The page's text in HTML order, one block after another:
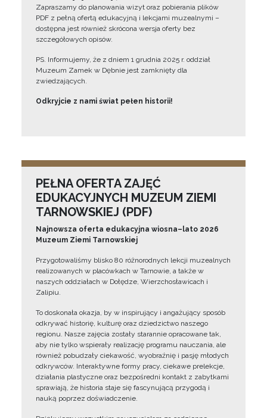
Zapraszamy do planowania wizyt oraz pobierania plików
PDF z pełną ofertą edukacyjną i lekcjami muzealnymi –
dostępna jest również skrócona wersja oferty bez
szczegółowych opisów.
PS. Informujemy, że z dniem 1 grudnia 2025 r. oddział
Muzeum Zamek w Dębnie jest zamknięty dla
zwiedzających.
Odkryjcie z nami świat pełen historii!
PEŁNA OFERTA ZAJĘĆ
EDUKACYJNYCH MUZEUM ZIEMI
TARNOWSKIEJ (PDF)
Najnowsza oferta edukacyjna wiosna–lato 2026
Muzeum Ziemi Tarnowskiej
Przygotowaliśmy blisko 80 różnorodnych lekcji muzealnych
realizowanych w placówkach w Tarnowie, a także w
naszych oddziałach w Dołędze, Wierzchosławicach i
Zalipiu.
To doskonała okazja, by w inspirujący i angażujący sposób
odkrywać historię, kulturę oraz dziedzictwo naszego
regionu. Nasze zajęcia zostały starannie opracowane tak,
aby nie tylko wspierały realizację programu nauczania, ale
również pobudzały ciekawość, wyobraźnię i pasję młodych
odkrywców. Interaktywne formy pracy, ciekawe prelekcje,
działania plastyczne oraz bezpośredni kontakt z zabytkami
sprawiają, że historia staje się fascynującą przygodą i
nauką poprzez doświadczenie.